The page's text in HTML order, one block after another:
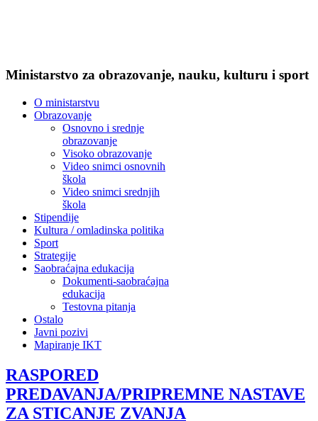
Ministarstvo za obrazovanje, nauku, kulturu i sport
O ministarstvu
Obrazovanje
Osnovno i srednje
obrazovanje
Visoko obrazovanje
Video snimci osnovnih
škola
Video snimci srednjih
škola
Stipendije
Kultura / omladinska politika
Sport
Strategije
Saobraćajna edukacija
Dokumenti-saobraćajna
edukacija
Testovna pitanja
Ostalo
Javni pozivi
Mapiranje IKT
RASPORED
PREDAVANJA/PRIPREMNE NASTAVE
ZA STICANJE ZVANJA